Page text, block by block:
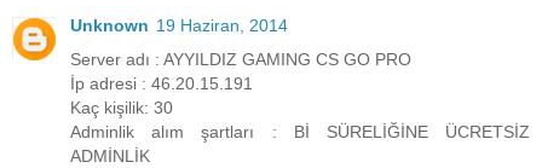
Unknown 19 Haziran, 2014
Server adı : AYYILDIZ GAMING CS GO PRO
İp adresi : 46.20.15.191
Kaç kişilik: 30
Adminlik alım şartları : Bİ SÜRELİĞİNE ÜCRETSİZ
ADMİNLİK